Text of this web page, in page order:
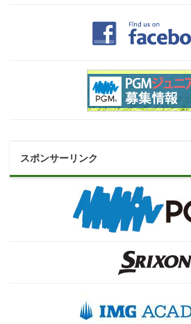
スポンサーリンク